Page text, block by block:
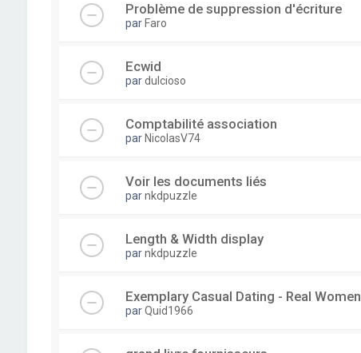
Problème de suppression d'écriture
par Faro
Ecwid
pardulcioso
Comptabilité association
par NicolasV74
Voir les documents liés
parnkdpuzzle
Length & Width display
parnkdpuzzle
Exemplary Сasual Dating - Real Women
parQuid1966